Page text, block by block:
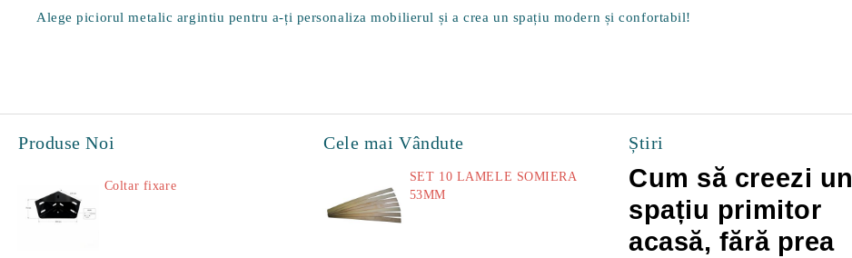
Alege piciorul metalic argintiu pentru a-ți personaliza mobilierul și a crea un spațiu modern și confortabil!
Produse Noi
Coltar fixare
Cele mai Vândute
SET 10 LAMELE SOMIERA
53MM
Știri
Cum să creezi un
spațiu primitor
acasă, fără prea